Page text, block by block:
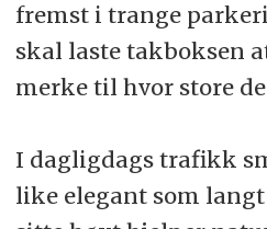
fremst i trange
skal laste takboksen
merke til hvor store de
I dagligdags trafikk
like elegant som